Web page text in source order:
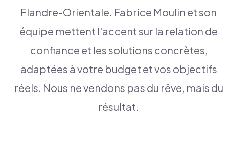
Flandre-Orientale. Fabrice Moulin et son
équipe mettent l'accent sur la relation de
confiance et les solutions concrètes,
adaptées à votre budget et vos objectifs
réels. Nous ne vendons pas du rêve, mais du
résultat.